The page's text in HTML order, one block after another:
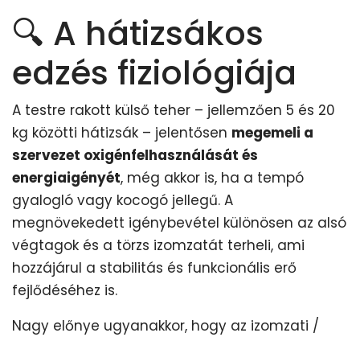
🔍 A hátizsákos
edzés fiziológiája
A testre rakott külső teher – jellemzően 5 és 20
kg közötti hátizsák – jelentősen megemeli a
szervezet oxigénfelhasználását és
energiaigényét, még akkor is, ha a tempó
gyalogló vagy kocogó jellegű. A
megnövekedett igénybevétel különösen az alsó
végtagok és a törzs izomzatát terheli, ami
hozzájárul a stabilitás és funkcionális erő
fejlődéséhez is.
Nagy előnye ugyanakkor, hogy az izomzati /